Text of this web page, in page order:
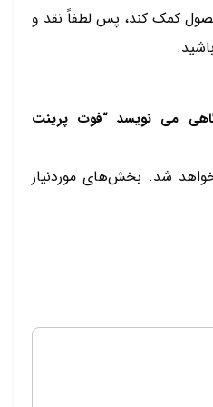
کمک کند، پس لطفاً نقد و
می نویسد “فوت پرینت
شد. بخش‌های موردنیاز